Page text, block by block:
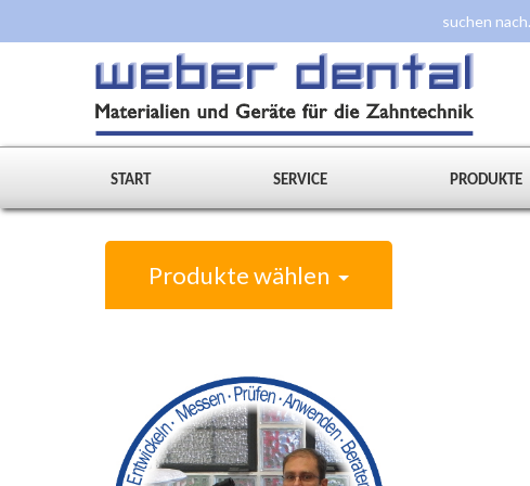
START SERVICE PRODUKTE
Produkte wählen